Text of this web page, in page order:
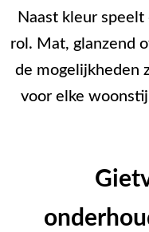
Naast kleur
rol. Mat, glanzend
de mogelijkheden
voor elke